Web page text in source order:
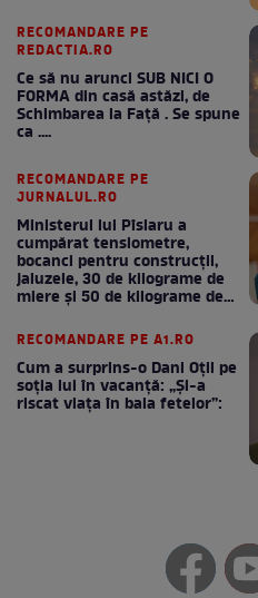
RECOMANDARE PE
REDACTIA.RO
Ce să nu arunci SUB NICI O
FORMA din casă astăzi, de
Schimbarea la Față . Se spune
ca ....
RECOMANDARE PE
JURNALUL.RO
Ministerul lui Pîslaru a
cumpărat tensiometre,
bocanci pentru construcții,
jaluzele, 30 de kilograme de
miere și 50 de kilograme de
RECOMANDARE PE A1.RO
Cum a surprins-o Dani Oțil pe
soția lui în vacanță: „Și-a
riscat viața în baia fetelor”: